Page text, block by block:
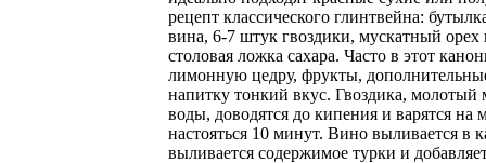
рецепт классического глинтвейна:
вина, 6-7 штук гвоздики, мускатный орех
столовая ложка сахара. Часто в этот
лимонную цедру, фрукты,
напитку тонкий вкус. Гвоздика, молотый
воды, доводятся до кипения и варятся
настояться 10 минут. Вино выливается в
выливается содержимое турки и